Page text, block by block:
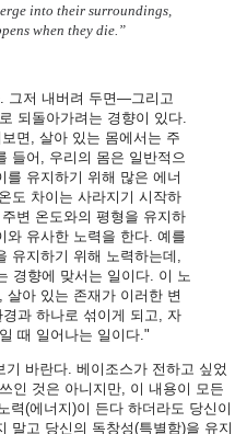
into their surroundings,
when they die.”
그저 내버려 두면—그리고
되돌아가려는 경향이 있다.
면, 살아 있는 몸에서는 주
들어, 우리의 몸은 일반적으
유지하기 위해 많은 에너
도 차이는 사라지기 시작하
변 온도와의 평형을 유지하
와 유사한 노력을 한다. 예를
유지하기 위해 노력하는데,
경향에 맞서는 일이다. 이 노
아 있는 존재가 이러한 변
과 하나로 섞이게 되고, 자
때 일어나는 일이다."
바란다. 베이조스가 전하고 싶었
인 것은 아니지만, 이 내용이 모든
력(에너지)이 든다 하더라도 당신이
말고 당신의 독창성(특별함)을 유지